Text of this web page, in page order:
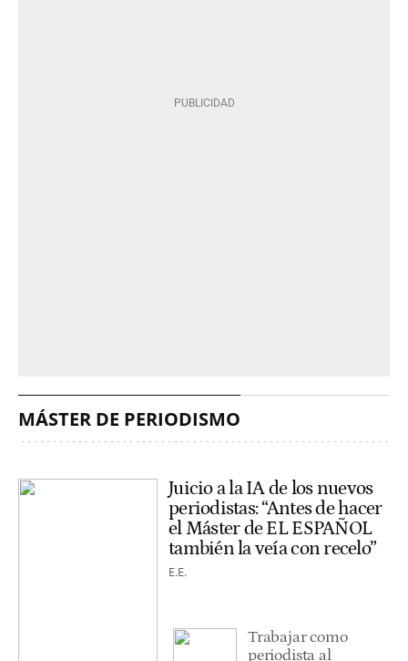
MÁSTER DE PERIODISMO
Juicio a la IA de los nuevos
periodistas: “Antes de hacer
el Máster de EL ESPAÑOL
también la veía con recelo”
E.E.
Trabajar como
periodista al